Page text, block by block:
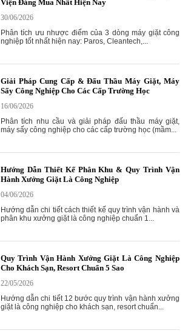
Viện Đáng Mua Nhất Hiện Nay
30/06/2026
Phân tích ưu nhược điểm của 3 dòng máy giặt công
nghiệp tốt nhất hiện nay: Paros, Cleantech,...
Giải Pháp Cung Cấp & Đấu Thầu Máy Giặt, Máy
Sấy Công Nghiệp Cho Các Cấp Trường Học
16/06/2026
Phân tích nhu cầu và giải pháp đấu thầu máy giặt,
máy sấy công nghiệp cho các cấp trường học (mầm...
Hướng Dẫn Thiết Kế Phân Khu & Quy Trình Vận
Hành Xưởng Giặt Là Công Nghiệp
04/06/2026
Hướng dẫn chi tiết cách thiết kế quy trình vận hành và
phân khu xưởng giặt là công nghiệp chuẩn 1...
Quy Trình Vận Hành Xưởng Giặt Là Công Nghiệp
Cho Khách Sạn, Resort Chuẩn 5 Sao
22/05/2026
Hướng dẫn chi tiết 12 bước quy trình vận hành xưởng
giặt là công nghiệp cho khách sạn, resort chuẩn...